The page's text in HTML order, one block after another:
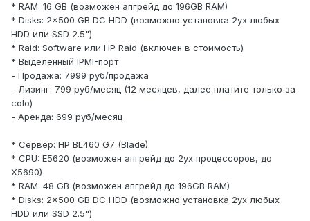
* RAM: 16 GB (возможен апгрейд до 196GB RAM)
* Disks: 2x500 GB DC HDD (возможно установка 2ух любых
HDD или SSD 2.5")
* Raid: Software или HP Raid (включен в стоимость)
* Выделенный IPMI-порт
- Продажа: 7999 руб/продажа
- Лизинг: 799 руб/месяц (12 месяцев, далее платите только за
colo)
- Аренда: 699 руб/месяц
* Сервер: HP BL460 G7 (Blade)
* CPU: E5620 (возможен апгрейд до 2ух процессоров, до
X5690)
* RAM: 48 GB (возможен апгрейд до 196GB RAM)
* Disks: 2x500 GB DC HDD (возможно установка 2ух любых
HDD или SSD 2.5")